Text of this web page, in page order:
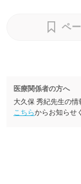
ペ
医療関係者の方へ
大久保 秀紀先生の
こちらからお知らせ